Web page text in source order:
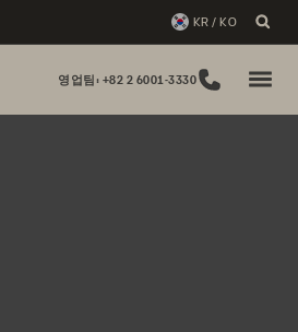
KR / KO
영업팀: +82 2 6001-3330